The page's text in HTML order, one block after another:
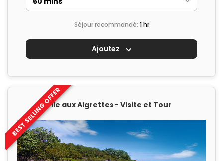
Séjour recommandé: 1 hr
Ajoutez
Île aux Aigrettes - Visite et Tour
BEST SELLING OFFER